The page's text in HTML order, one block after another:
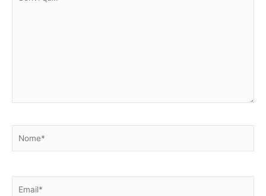
Nome*
Email*